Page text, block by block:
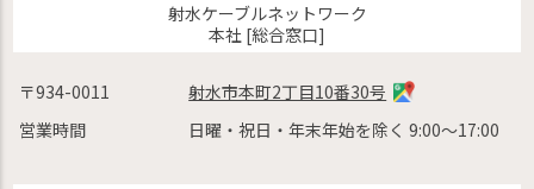
射水ケーブルネットワーク
本社 [総合窓口]
〒934-0011
射水市本町2丁目10番30号
営業時間
日曜・祝日・年末年始を除く 9:00〜17:00